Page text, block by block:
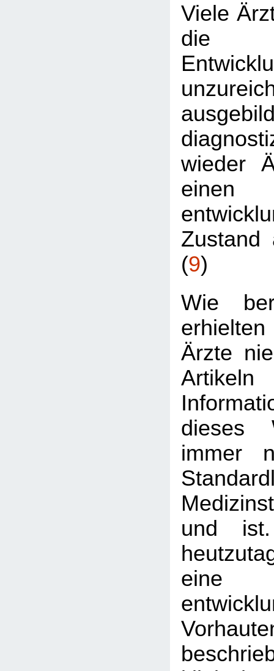
Viele
die
wieder
einen
Zustand
(9)
Wie
Ärzte
dieses
immer
und
eine